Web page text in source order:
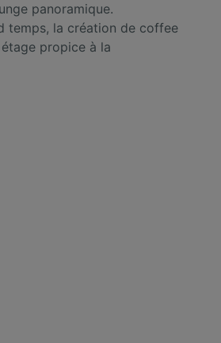
panoramique.
temps, la création de coffee
propice à la